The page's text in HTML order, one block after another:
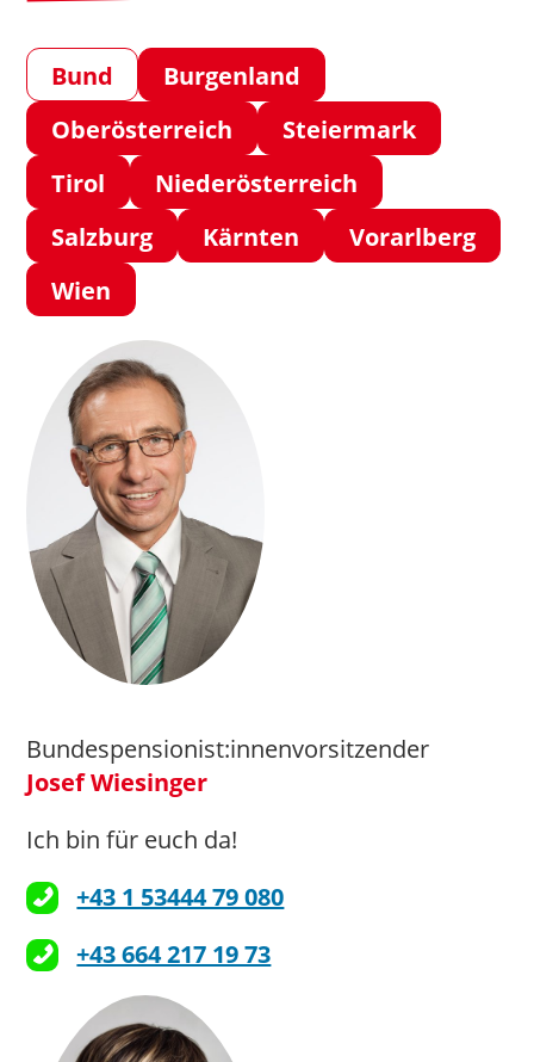
Bund
Burgenland
Oberösterreich
Steiermark
Tirol
Niederösterreich
Salzburg
Kärnten
Vorarlberg
Wien
Bundespensionist:innenvorsitzender
Josef Wiesinger
Ich bin für euch da!
+43 1 53444 79 080
+43 664 217 19 73